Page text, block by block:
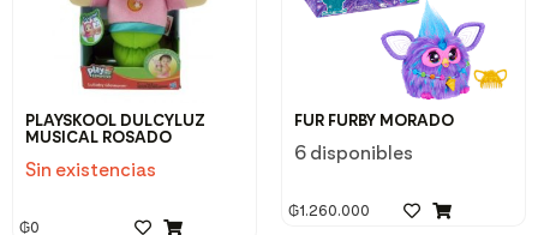
PLAYSKOOL DULCYLUZ
MUSICAL ROSADO
Sin existencias
₲0
FUR FURBY MORADO
6 disponibles
₲1.260.000